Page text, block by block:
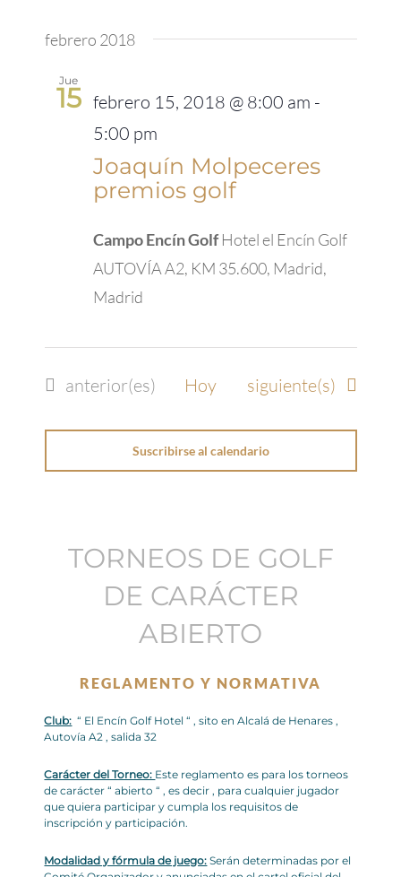
febrero 2018
Jue
15 febrero 15, 2018 @ 8:00 am -
5:00 pm
Joaquín Molpeceres
premios golf
Campo Encín GolfHotel el Encín Golf
AUTOVÍA A2, KM 35.600, Madrid,
Madrid
Eventos
anterior(es) Hoy Eventos
siguiente(s)
Suscribirse al calendario
TORNEOS DE GOLF
DE CARÁCTER
ABIERTO
REGLAMENTO Y NORMATIVA
Club: “ El Encín Golf Hotel “ , sito en Alcalá de Henares ,
Autovía A2 , salida 32
Carácter del Torneo: Este reglamento es para los torneos
de carácter “ abierto “ , es decir , para cualquier jugador
que quiera participar y cumpla los requisitos de
inscripción y participación.
Modalidad y fórmula de juego: Serán determinadas por el